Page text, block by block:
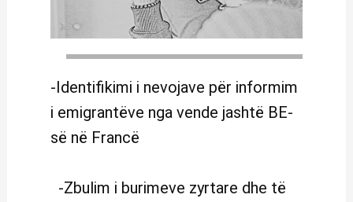
-Identifikimi i nevojave për informim
i emigrantëve nga vende jashtë BE-
së në Francë
-Zbulim i burimeve zyrtare dhe të